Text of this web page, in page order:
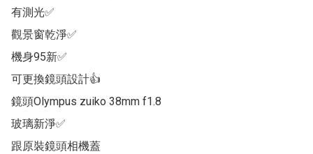
有測光✅
觀景窗乾淨✅
機身95新✅
可更換鏡頭設計👍
鏡頭Olympus zuiko 38mm f1.8
玻璃新淨✅
跟原裝鏡頭相機蓋